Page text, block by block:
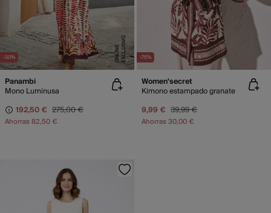
-30% E
X
C
L
U
SI
V
O
O
N
LI
N
E
Panambi
Mono Luminusa
192,50 € 275,00 €
Ahorras82,50 €
-75%
Women'secret
Kimono estampado granate
9,99 € 39,99 €
Ahorras30,00 €